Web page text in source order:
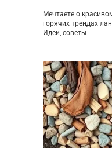
Мечтаете о
горячих трендах
Идеи, советы